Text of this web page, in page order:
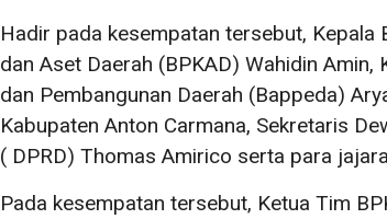
Hadir pada kesempatan tersebut, Kepala
dan Aset Daerah (BPKAD) Wahidin Amin,
dan Pembangunan Daerah (Bappeda)
Kabupaten Anton Carmana, Sekretaris
( DPRD) Thomas Amirico serta para
Pada kesempatan tersebut, Ketua Tim